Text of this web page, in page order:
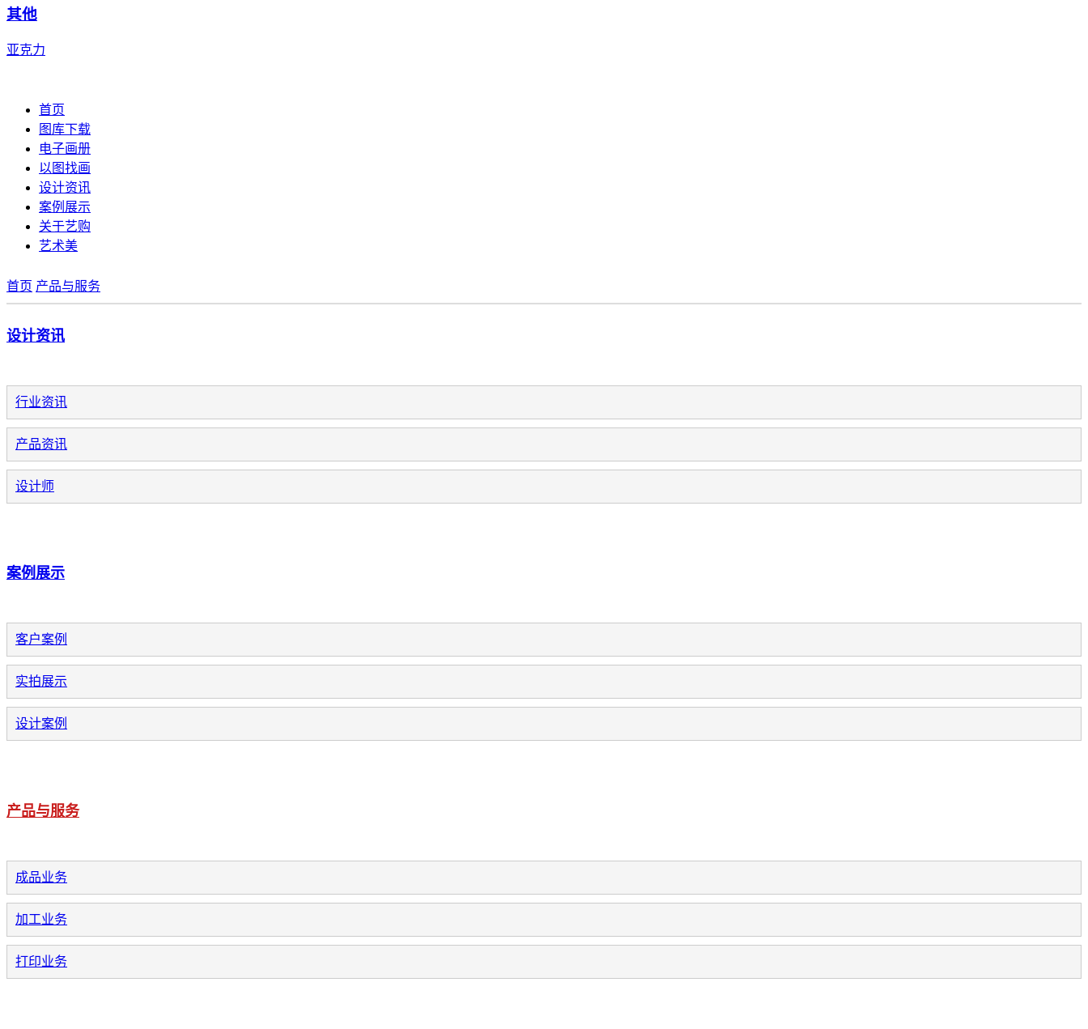
其他
亚克力
首页
图库下载
电子画册
以图找画
设计资讯
案例展示
关于艺购
艺术美
首页 产品与服务
设计资讯
行业资讯
产品资讯
设计师
案例展示
客户案例
实拍展示
设计案例
产品与服务
成品业务
加工业务
打印业务